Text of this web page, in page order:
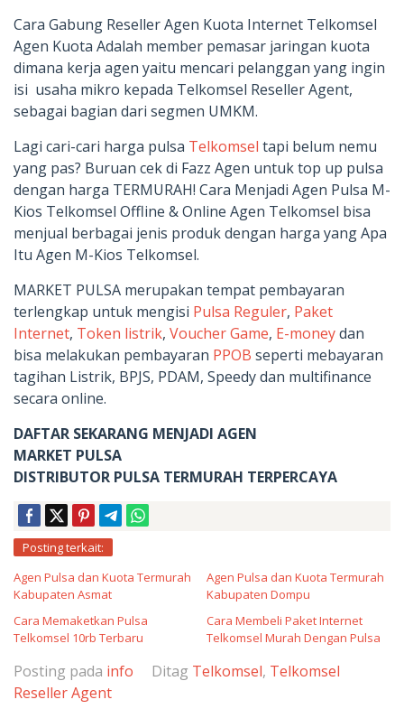
Cara Gabung Reseller Agen Kuota Internet Telkomsel
Agen Kuota Adalah member pemasar jaringan kuota
dimana kerja agen yaitu mencari pelanggan yang ingin
isi usaha mikro kepada Telkomsel Reseller Agent,
sebagai bagian dari segmen UMKM.
Lagi cari-cari harga pulsa Telkomsel tapi belum nemu
yang pas? Buruan cek di Fazz Agen untuk top up pulsa
dengan harga TERMURAH! Cara Menjadi Agen Pulsa M-
Kios Telkomsel Offline & Online Agen Telkomsel bisa
menjual berbagai jenis produk dengan harga yang Apa
Itu Agen M-Kios Telkomsel.
MARKET PULSA merupakan tempat pembayaran
terlengkap untuk mengisi Pulsa Reguler, Paket
Internet, Token listrik, Voucher Game, E-moneydan
bisa melakukan pembayaran PPOB seperti mebayaran
tagihan Listrik, BPJS, PDAM, Speedy dan multifinance
secara online.
DAFTAR SEKARANG MENJADI AGEN
MARKET PULSA
DISTRIBUTOR PULSA TERMURAH TERPERCAYA
Posting terkait:
Agen Pulsa dan Kuota Termurah
Kabupaten Asmat
Agen Pulsa dan Kuota Termurah
Kabupaten Dompu
Cara Memaketkan Pulsa
Telkomsel 10rb Terbaru
Cara Membeli Paket Internet
Telkomsel Murah Dengan Pulsa
Posting pada info Ditag Telkomsel, Telkomsel
Reseller Agent